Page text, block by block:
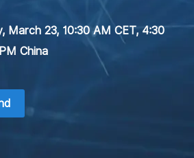
March 23, 10:30 AM CET, 4:30
China